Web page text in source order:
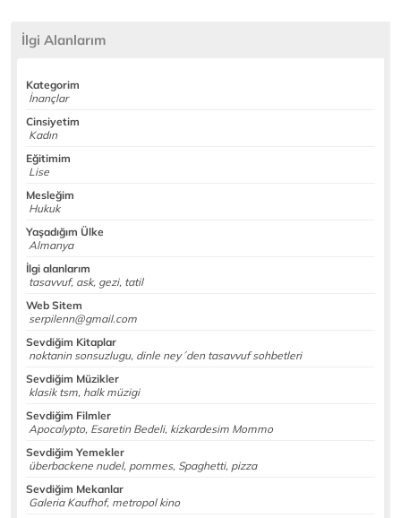
İlgi Alanlarım
Kategorim
İnançlar
Cinsiyetim
Kadın
Eğitimim
Lise
Mesleğim
Hukuk
Yaşadığım Ülke
Almanya
İlgi alanlarım
tasavvuf, ask, gezi, tatil
Web Sitem
serpilenn@gmail.com
Sevdiğim Kitaplar
noktanin sonsuzlugu, dinle ney´den tasavvuf sohbetleri
Sevdiğim Müzikler
klasik tsm, halk müzigi
Sevdiğim Filmler
Apocalypto, Esaretin Bedeli, kizkardesim Mommo
Sevdiğim Yemekler
überbackene nudel, pommes, Spaghetti, pizza
Sevdiğim Mekanlar
Galeria Kaufhof, metropol kino